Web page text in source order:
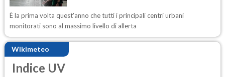
È la prima volta quest'anno che tutti i principali centri urbani
monitorati sono al massimo livello di allerta
Wikimeteo
Indice UV